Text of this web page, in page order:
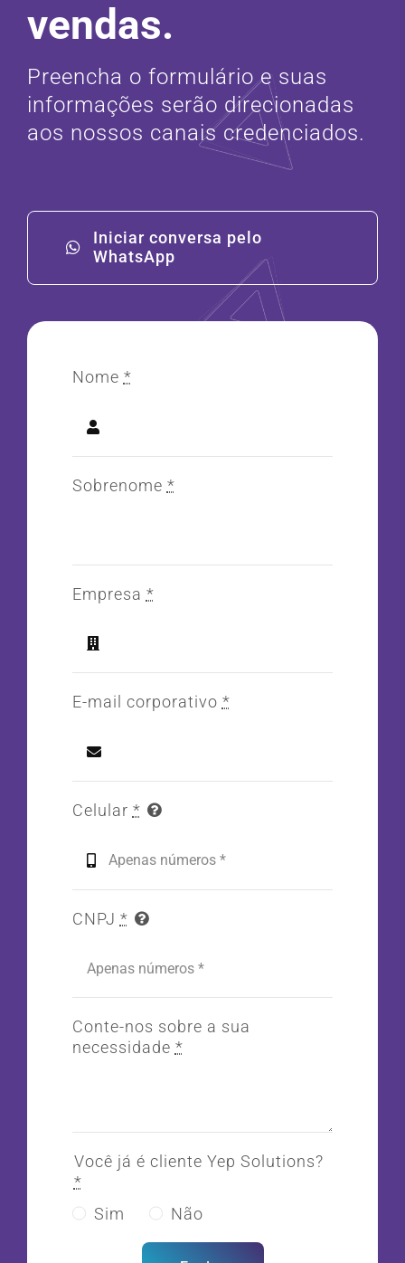
vendas.
Preencha o formulário e suas
informações serão direcionadas
aos nossos canais credenciados.
Iniciar conversa pelo
WhatsApp
Nome *
Sobrenome *
Empresa *
E-mail corporativo *
Celular *
CNPJ *
Conte-nos sobre a sua
necessidade *
Você já é cliente Yep Solutions?
*
Sim
Não